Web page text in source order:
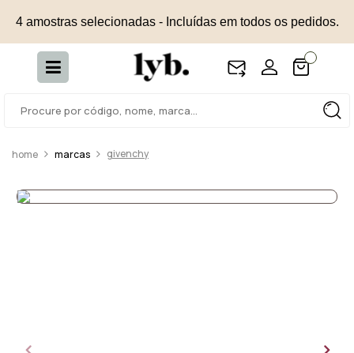
4 amostras selecionadas - Incluídas em todos os pedidos.
marcas givenchy